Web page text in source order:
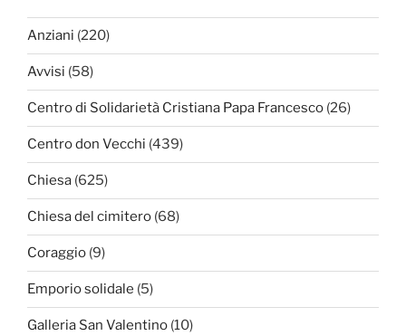
Anziani (220)
Avvisi (58)
Centro di Solidarietà Cristiana Papa Francesco (26)
Centro don Vecchi (439)
Chiesa (625)
Chiesa del cimitero (68)
Coraggio (9)
Emporio solidale (5)
Galleria San Valentino (10)